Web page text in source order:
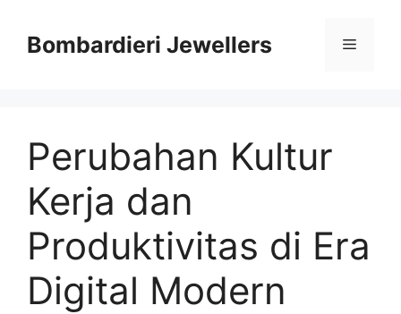
contentBombardieri Jewellers Menu
Perubahan Kultur
Kerja dan
Produktivitas di Era
Digital Modern